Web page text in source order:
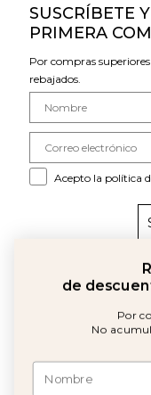
SUSCRÍBETE
PRIMERA
Por compras
rebajados.
Acepto la política
UNIVERSO
CONDICIONES
de
Por
No